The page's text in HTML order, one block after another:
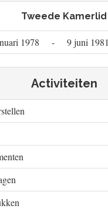
Tweede Kamerlid
1978 - 9 juni 1981
Activiteiten